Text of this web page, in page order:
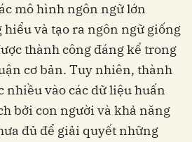
mô hình ngôn ngữ lớn
hiểu và tạo ra ngôn ngữ giống
thành công đáng kể trong
cơ bản. Tuy nhiên, thành
nhiều vào các dữ liệu huấn
bởi con người và khả năng
đủ để giải quyết những